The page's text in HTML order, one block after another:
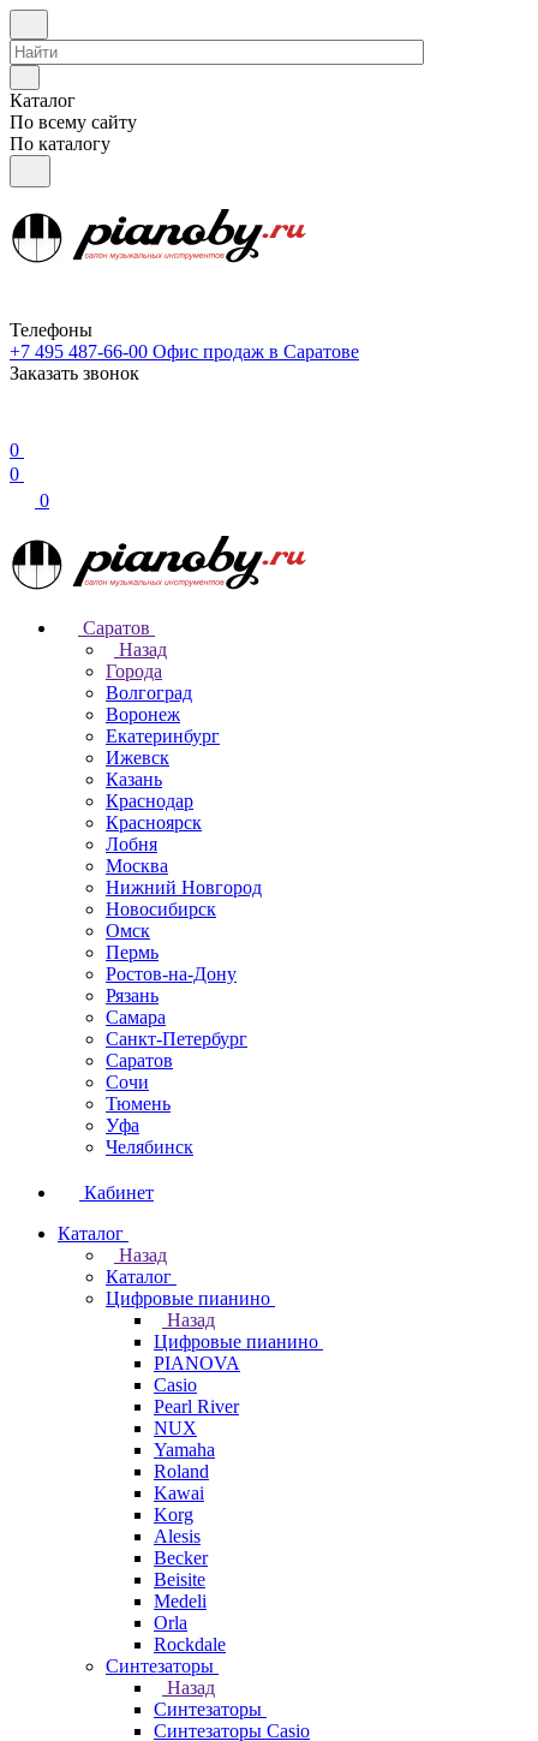
Каталог
По всему сайту
По каталогу
Телефоны
+7 495 487-66-00 Офис продаж в Саратове
Заказать звонок
0
0
0
Саратов
Назад
Города
Волгоград
Воронеж
Екатеринбург
Ижевск
Казань
Краснодар
Красноярск
Лобня
Москва
Нижний Новгород
Новосибирск
Омск
Пермь
Ростов-на-Дону
Рязань
Самара
Санкт-Петербург
Саратов
Сочи
Тюмень
Уфа
Челябинск
Кабинет
Каталог
Назад
Каталог
Цифровые пианино
Назад
Цифровые пианино
PIANOVA
Casio
Pearl River
NUX
Yamaha
Roland
Kawai
Korg
Alesis
Becker
Beisite
Medeli
Orla
Rockdale
Синтезаторы
Назад
Синтезаторы
Синтезаторы Casio